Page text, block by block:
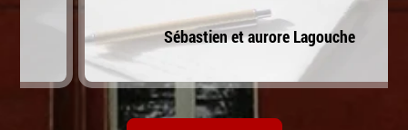
Sébastien et aurore Lagouche